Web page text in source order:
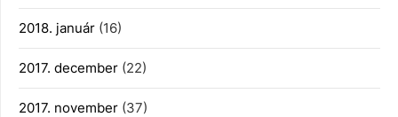
2018. január (16)
2017. december (22)
2017. november (37)